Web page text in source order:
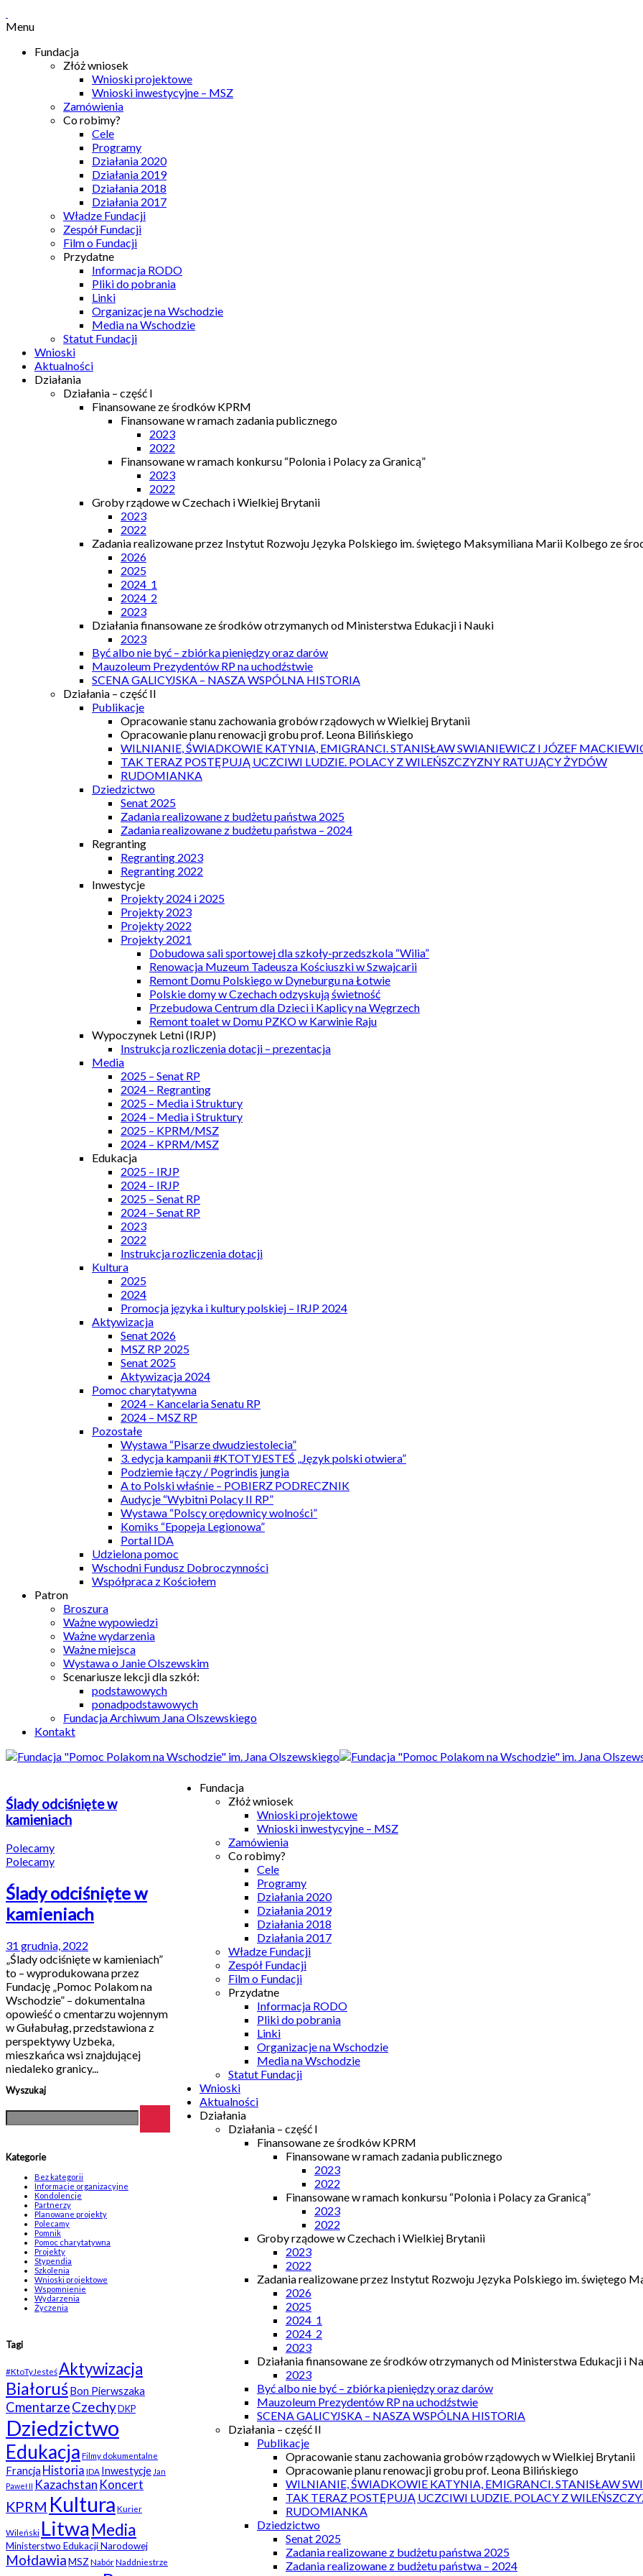
Menu
Fundacja
Złóż wniosek
Wnioski projektowe
Wnioski inwestycyjne – MSZ
Zamówienia
Co robimy?
Cele
Programy
Działania 2020
Działania 2019
Działania 2018
Działania 2017
Władze Fundacji
Zespół Fundacji
Film o Fundacji
Przydatne
Informacja RODO
Pliki do pobrania
Linki
Organizacje na Wschodzie
Media na Wschodzie
Statut Fundacji
Wnioski
Aktualności
Działania
Działania – część I
Finansowane ze środków KPRM
Finansowane w ramach zadania publicznego
2023
2022
Finansowane w ramach konkursu “Polonia i Polacy za Granicą”
2023
2022
Groby rządowe w Czechach i Wielkiej Brytanii
2023
2022
Zadania realizowane przez Instytut Rozwoju Języka Polskiego im. świętego Maksymiliana Marii Kolbego ze
2026
2025
2024_1
2024_2
2023
Działania finansowane ze środków otrzymanych od Ministerstwa Edukacji i Nauki
2023
Być albo nie być – zbiórka pieniędzy oraz darów
Mauzoleum Prezydentów RP na uchodźstwie
SCENA GALICYJSKA – NASZA WSPÓLNA HISTORIA
Działania – część II
Publikacje
Opracowanie stanu zachowania grobów rządowych w Wielkiej Brytanii
Opracowanie planu renowacji grobu prof. Leona Bilińskiego
WILNIANIE, ŚWIADKOWIE KATYNIA, EMIGRANCI. STANISŁAW SWIANIEWICZ I JÓZEF
TAK TERAZ POSTĘPUJĄ UCZCIWI LUDZIE. POLACY Z WILEŃSZCZYZNY RATUJĄCY ŻYDÓW
RUDOMIANKA
Dziedzictwo
Senat 2025
Zadania realizowane z budżetu państwa 2025
Zadania realizowane z budżetu państwa – 2024
Regranting
Regranting 2023
Regranting 2022
Inwestycje
Projekty 2024 i 2025
Projekty 2023
Projekty 2022
Projekty 2021
Dobudowa sali sportowej dla szkoły-przedszkola “Wilia”
Renowacja Muzeum Tadeusza Kościuszki w Szwajcarii
Remont Domu Polskiego w Dyneburgu na Łotwie
Polskie domy w Czechach odzyskują świetność
Przebudowa Centrum dla Dzieci i Kaplicy na Węgrzech
Remont toalet w Domu PZKO w Karwinie Raju
Wypoczynek Letni (IRJP)
Instrukcja rozliczenia dotacji – prezentacja
Media
2025 – Senat RP
2024 – Regranting
2025 – Media i Struktury
2024 – Media i Struktury
2025 – KPRM/MSZ
2024 – KPRM/MSZ
Edukacja
2025 – IRJP
2024 – IRJP
2025 – Senat RP
2024 – Senat RP
2023
2022
Instrukcja rozliczenia dotacji
Kultura
2025
2024
Promocja języka i kultury polskiej – IRJP 2024
Aktywizacja
Senat 2026
MSZ RP 2025
Senat 2025
Aktywizacja 2024
Pomoc charytatywna
2024 – Kancelaria Senatu RP
2024 – MSZ RP
Pozostałe
Wystawa “Pisarze dwudziestolecia”
3. edycja kampanii #KTOTYJESTEŚ „Język polski otwiera”
Podziemie łączy / Pogrindis jungia
A to Polski właśnie – POBIERZ PODRECZNIK
Audycje “Wybitni Polacy II RP”
Wystawa “Polscy orędownicy wolności”
Komiks “Epopeja Legionowa”
Portal IDA
Udzielona pomoc
Wschodni Fundusz Dobroczynności
Współpraca z Kościołem
Patron
Broszura
Ważne wypowiedzi
Ważne wydarzenia
Ważne miejsca
Wystawa o Janie Olszewskim
Scenariusze lekcji dla szkół:
podstawowych
ponadpodstawowych
Fundacja Archiwum Jana Olszewskiego
Kontakt
Fundacja
Złóż wniosek
Wnioski projektowe
Wnioski inwestycyjne – MSZ
Zamówienia
Co robimy?
Cele
Programy
Działania 2020
Działania 2019
Działania 2018
Działania 2017
Władze Fundacji
Zespół Fundacji
Film o Fundacji
Przydatne
Informacja RODO
Pliki do pobrania
Linki
Organizacje na Wschodzie
Media na Wschodzie
Statut Fundacji
Wnioski
Aktualności
Działania
Działania – część I
Finansowane ze środków KPRM
Finansowane w ramach zadania publicznego
2023
2022
Finansowane w ramach konkursu “Polonia i Polacy za Granicą”
2023
2022
Groby rządowe w Czechach i Wielkiej Brytanii
2023
2022
Zadania realizowane przez Instytut Rozwoju Języka Polskiego im. świętego
2026
2025
2024_1
2024_2
2023
Działania finansowane ze środków otrzymanych od Ministerstwa Edukacji i
2023
Być albo nie być – zbiórka pieniędzy oraz darów
Mauzoleum Prezydentów RP na uchodźstwie
SCENA GALICYJSKA – NASZA WSPÓLNA HISTORIA
Działania – część II
Publikacje
Opracowanie stanu zachowania grobów rządowych w Wielkiej Brytanii
Opracowanie planu renowacji grobu prof. Leona Bilińskiego
WILNIANIE, ŚWIADKOWIE KATYNIA, EMIGRANCI. STANISŁAW
TAK TERAZ POSTĘPUJĄ UCZCIWI LUDZIE. POLACY Z
RUDOMIANKA
Dziedzictwo
Senat 2025
Zadania realizowane z budżetu państwa 2025
Zadania realizowane z budżetu państwa – 2024
Ślady odciśnięte w
kamieniach
Polecamy
Polecamy
Ślady odciśnięte w
kamieniach
31 grudnia, 2022
„Ślady odciśnięte w kamieniach”
to – wyprodukowana przez
Fundację „Pomoc Polakom na
Wschodzie” – dokumentalna
opowieść o cmentarzu wojennym
w Gułabułag, przedstawiona z
perspektywy Uzbeka,
mieszkańca wsi znajdującej
niedaleko granicy...
Wyszukaj
Kategorie
Bez kategorii
Informacje organizacyjne
Kondolencje
Partnerzy
Planowane projekty
Polecamy
Pomnik
Pomoc charytatywna
Projekty
Stypendia
Szkolenia
Wnioski projektowe
Wspomnienie
Wydarzenia
Życzenia
Tagi
#KtoTyJesteśAktywizacja
BiałoruśBon Pierwszaka
CmentarzeCzechy DKP
Dziedzictwo
Edukacja Filmy dokumentalne
Francja Historia IDA Inwestycje Jan
Paweł II Kazachstan Koncert
KPRM Kultura Kurier
Wileński Litwa Media
Ministerstwo Edukacji Narodowej
MołdawiaMSZ NabórNaddniestrze